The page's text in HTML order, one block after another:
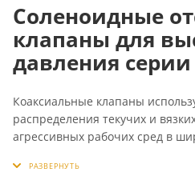
Соленоидные
клапаны для
давления серии
Коаксиальные клапаны
распределения текучих и
агрессивных рабочих сред в
время срабатывания и